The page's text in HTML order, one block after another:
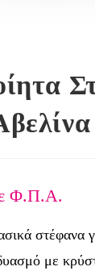
Φ.Π.Α.
στέφανα
με